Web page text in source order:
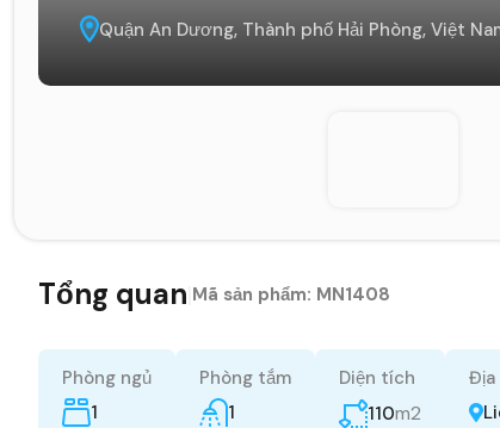
Quận An Dương, Thành phố Hải Phòng, Việt
Tổng quan Mã sản phẩm: MN1408
Phòng ngủ
1
Phòng tắm
1
Diện tích
110m2
Địa